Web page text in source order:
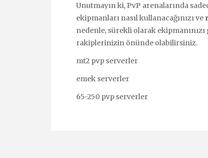
Unutmayın ki, PvP arenalarında
ekipmanları nasıl kullanacağınızı ve
nedenle, sürekli olarak
rakiplerinizin önünde olabilirsiniz.
mt2 pvp serverler
emek serverler
65-250 pvp serverler